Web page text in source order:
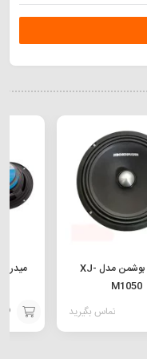
میدرنج بوشمن مدل XJ-
M1050
تماس بگیرید
افزودن